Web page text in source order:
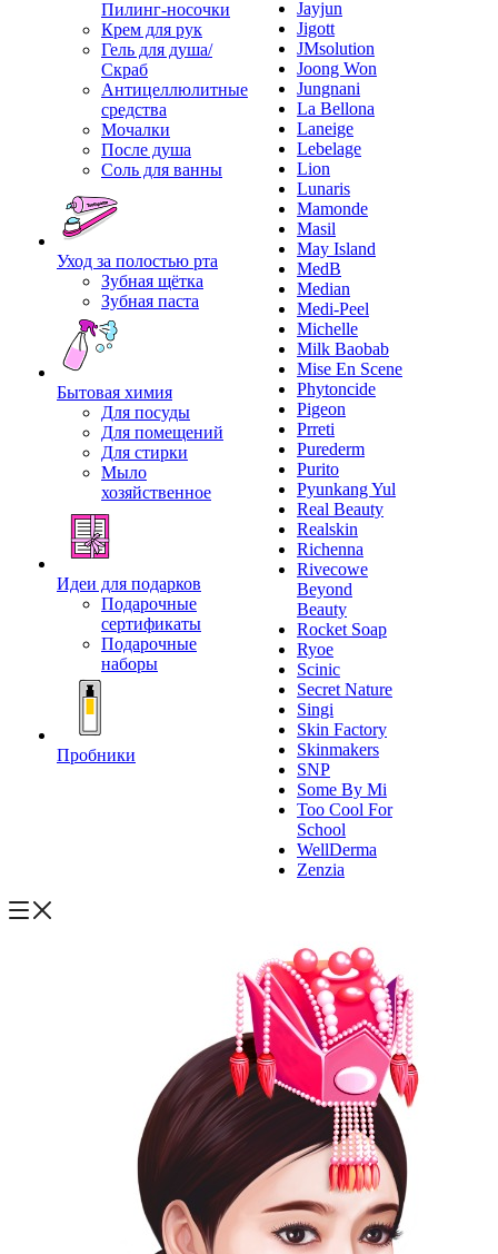
Пилинг-носочки
Крем для рук
Гель для душа/
Скраб
Антицеллюлитные
средства
Мочалки
После душа
Соль для ванны
Уход за полостью рта
Зубная щётка
Зубная паста
Бытовая химия
Для посуды
Для помещений
Для стирки
Мыло
хозяйственное
Идеи для подарков
Подарочные
сертификаты
Подарочные
наборы
Пробники
Jayjun
Jigott
JMsolution
Joong Won
Jungnani
La Bellona
Laneige
Lebelage
Lion
Lunaris
Mamonde
Masil
May Island
MedB
Median
Medi-Peel
Michelle
Milk Baobab
Mise En Scene
Phytoncide
Pigeon
Prreti
Purederm
Purito
Pyunkang Yul
Real Beauty
Realskin
Richenna
Rivecowe
Beyond
Beauty
Rocket Soap
Ryoe
Scinic
Secret Nature
Singi
Skin Factory
Skinmakers
SNP
Some By Mi
Too Cool For
School
WellDerma
Zenzia